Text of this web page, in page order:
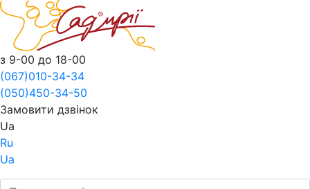
з 9-00 до 18-00
(067)010-34-34
(050)450-34-50
Замовити дзвінок
Ua
Ru
Ua